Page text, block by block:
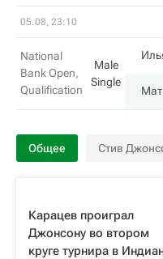
05.08, 23:10
National
Bank Open,
Qualification
Male
Single
Общее Стив
Карацев проиграл
Джонсону во втором
круге турнира в